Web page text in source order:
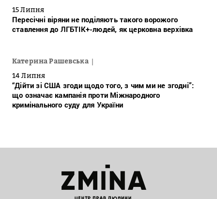
15 Липня
Пересічні віряни не поділяють такого ворожого
ставлення до ЛГБТІК+-людей, як церковна верхівка
Катерина Рашевська
14 Липня
“Дійти зі США згоди щодо того, з чим ми не згодні”:
що означає кампанія проти Міжнародного
кримінального суду для України